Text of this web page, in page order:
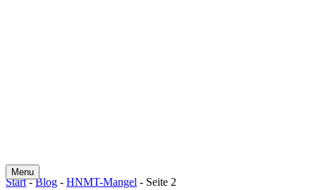
Menu
Start-Blog - HNMT-Mangel - Seite 2